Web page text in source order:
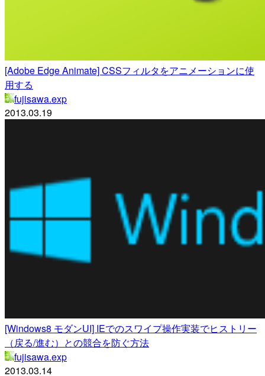
[Adobe Edge Animate] CSSフィルタをアニメーションに使
用する
fujisawa.exp
2013.03.19
[Windows8 モダンUI] IEでのスワイプ操作実装でヒストリー
（戻る/進む）との競合を防ぐ方法
fujisawa.exp
2013.03.14